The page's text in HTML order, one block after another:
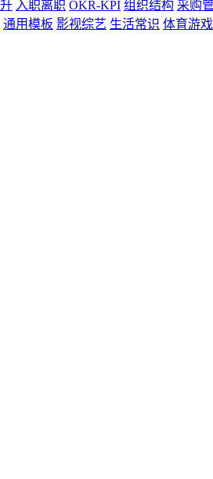
入职离职 OKR-KPI 组织结构 采购
通用模板 影视综艺 生活常识 体育游戏